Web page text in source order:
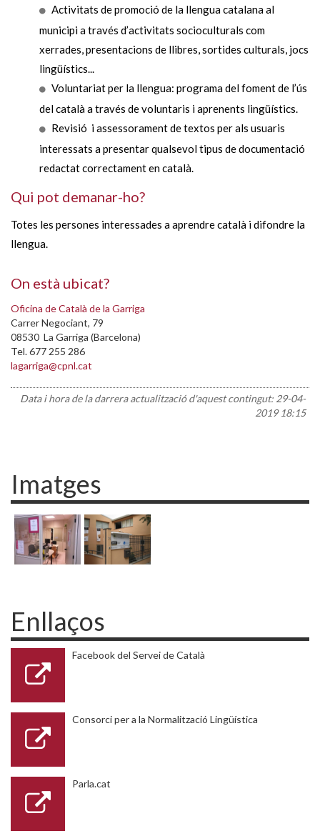
Activitats de promoció de la llengua catalana al
municipi a través d’activitats socioculturals com
xerrades, presentacions de llibres, sortides culturals, jocs
lingüístics...
Voluntariat per la llengua: programa del foment de l’ús
del català a través de voluntaris i aprenents lingüístics.
Revisió i assessorament de textos per als usuaris
interessats a presentar qualsevol tipus de documentació
redactat correctament en català.
Qui pot demanar-ho?
Totes les persones interessades a aprendre català i difondre la
llengua.
On està ubicat?
Oficina de Català de la Garriga
Carrer Negociant, 79
08530 La Garriga (Barcelona)
Tel. 677 255 286
lagarriga@cpnl.cat
Data i hora de la darrera actualització d'aquest contingut: 29-04-
2019 18:15
Imatges
Enllaços
Facebook del Servei de Català
Consorci per a la Normalització Lingüística
Parla.cat